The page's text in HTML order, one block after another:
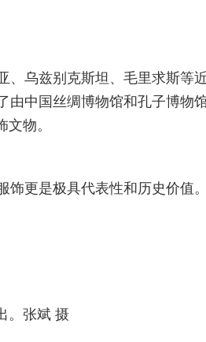
、乌兹别克斯坦、毛里求斯等
由中国丝绸博物馆和孔子博物
物。
更是极具代表性和历史价值。
。张斌 摄